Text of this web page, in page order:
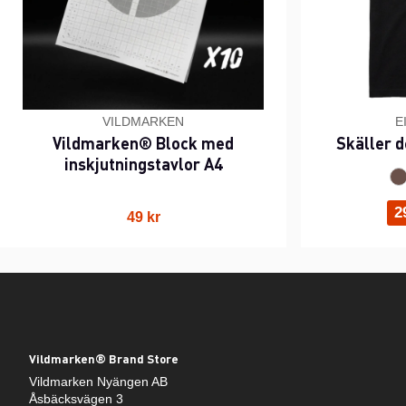
VILDMARKEN
Vildmarken® Block med
inskjutningstavlor A4
49 kr
Skäller
Vildmarken® Brand Store
Vildmarken Nyängen AB
Åsbäcksvägen 3